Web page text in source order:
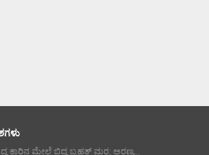
ಕಾರಿನ ಮೇಲೆ ಬಿದ್ದ ಬೃಹತ್ ಮರ; ಅರಣ್ಯ...